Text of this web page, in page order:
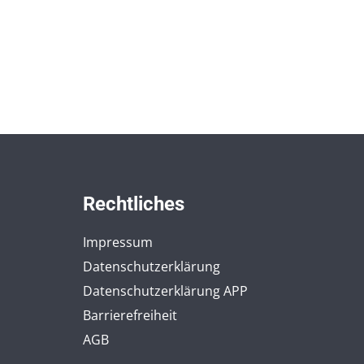
Rechtliches
Impressum
Datenschutzerklärung
Datenschutzerklärung APP
Barrierefreiheit
AGB